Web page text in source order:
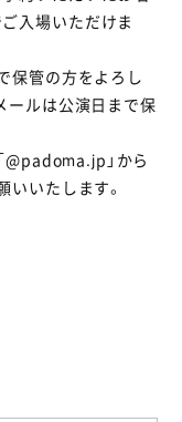
入場いただけま
保管の方をよろし
ールは公演日まで保
@padoma.jp」から
いたします。